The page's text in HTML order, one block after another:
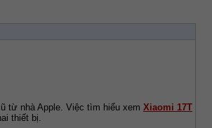
từ nhà Apple. Việc tìm hiểu xem Xiaomi 17T
thiết bị.